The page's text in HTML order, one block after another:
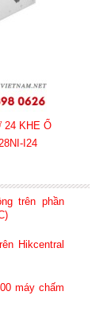
24 KHE Ổ
I24
trên phần
Hikcentral
máy chấm